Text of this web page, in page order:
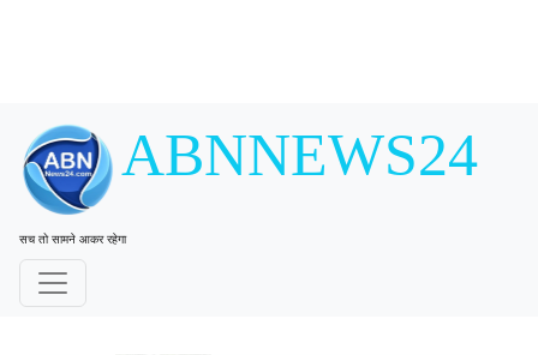
ABNNEWS24
सच तो सामने आकर रहेगा